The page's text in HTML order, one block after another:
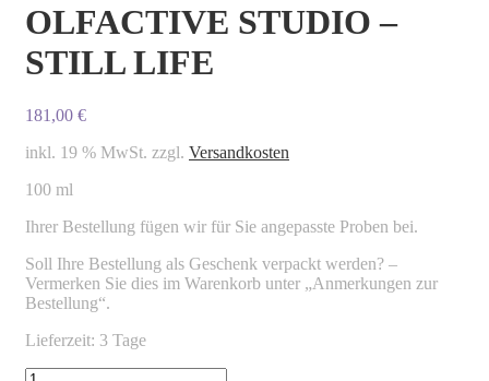
OLFACTIVE STUDIO –
STILL LIFE
181,00 €
inkl. 19 % MwSt. zzgl. Versandkosten
100 ml
Ihrer Bestellung fügen wir für Sie angepasste Proben bei.
Soll Ihre Bestellung als Geschenk verpackt werden? –
Vermerken Sie dies im Warenkorb unter „Anmerkungen zur
Bestellung“.
Lieferzeit: 3 Tage
OLFACTIVE